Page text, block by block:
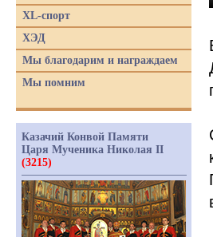
XL-спорт
ХЭД
Мы благодарим и награждаем
Мы помним
Казачий Конвой Памяти
Царя Мученика Николая II
(3215)